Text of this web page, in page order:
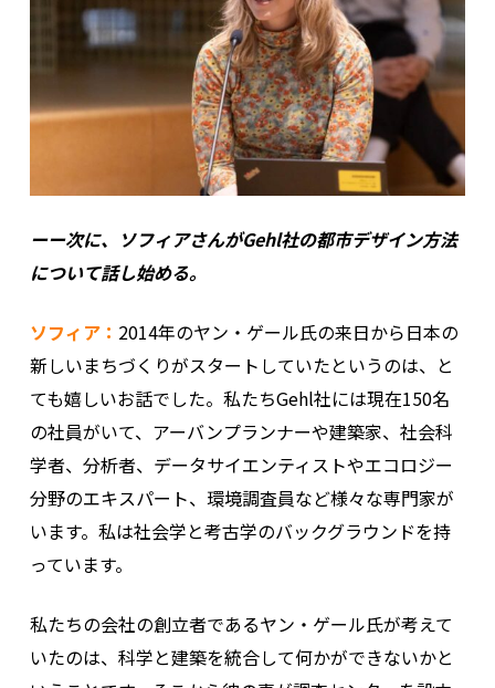
ーー次に、ソフィアさんがGehl社の都市デザイン方法
について話し始める。
ソフィア： 2014年のヤン・ゲール氏の来日から日本の
新しいまちづくりがスタートしていたというのは、と
ても嬉しいお話でした。私たちGehl社には現在150名
の社員がいて、アーバンプランナーや建築家、社会科
学者、分析者、データサイエンティストやエコロジー
分野のエキスパート、環境調査員など様々な専門家が
います。私は社会学と考古学のバックグラウンドを持
っています。
私たちの会社の創立者であるヤン・ゲール氏が考えて
いたのは、科学と建築を統合して何かができないかと